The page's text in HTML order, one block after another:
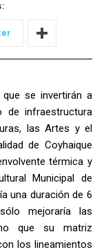
se invertirán a
de infraestructura
las Artes y el
de Coyhaique
térmica y
Municipal de
una duración de 6
mejoraría las
que su matriz
los lineamientos